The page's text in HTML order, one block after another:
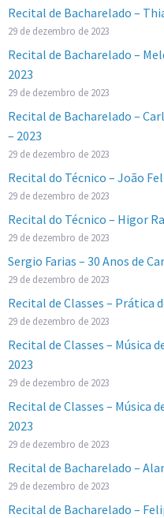
Recital de Bacharelado –
29 de dezembro de 2023
Recital de Bacharelado –
2023
29 de dezembro de 2023
Recital de Bacharelado –
– 2023
29 de dezembro de 2023
Recital do Técnico – João
29 de dezembro de 2023
Recital do Técnico – Higor
29 de dezembro de 2023
Sergio Farias – 30 Anos de
29 de dezembro de 2023
Recital de Classes – Prática
29 de dezembro de 2023
Recital de Classes – Música
2023
29 de dezembro de 2023
Recital de Classes – Música
2023
29 de dezembro de 2023
Recital de Bacharelado –
29 de dezembro de 2023
Recital de Bacharelado –